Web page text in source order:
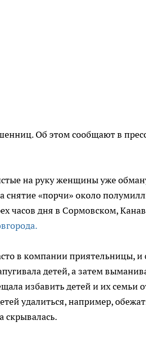
Об этом сообщают в
на руку женщины уже
«порчи» около
часов дня в Сормовском,
в компании приятельницы, и
детей, а затем
избавить детей и их семьи
удалиться, например,
скрывалась.